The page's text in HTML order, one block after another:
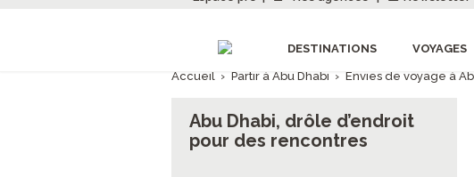
DESTINATIONS VOYAGES
Accueil › Partir à Abu Dhabi › Envies de voyage à
Abu Dhabi, drôle d’endroit
pour des rencontres